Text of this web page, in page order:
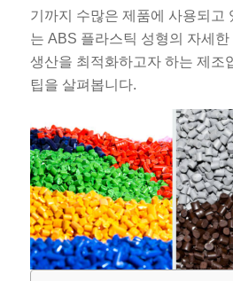
기까지 수많은 제품에 사용되고
는 ABS 플라스틱 성형의 자세
생산을 최적화하고자 하는 제조
팁을 살펴봅니다.